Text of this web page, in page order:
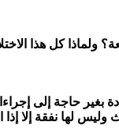
ولماذا كل هذا
بغير حاجة إلى
وليس لها نفقة إلا